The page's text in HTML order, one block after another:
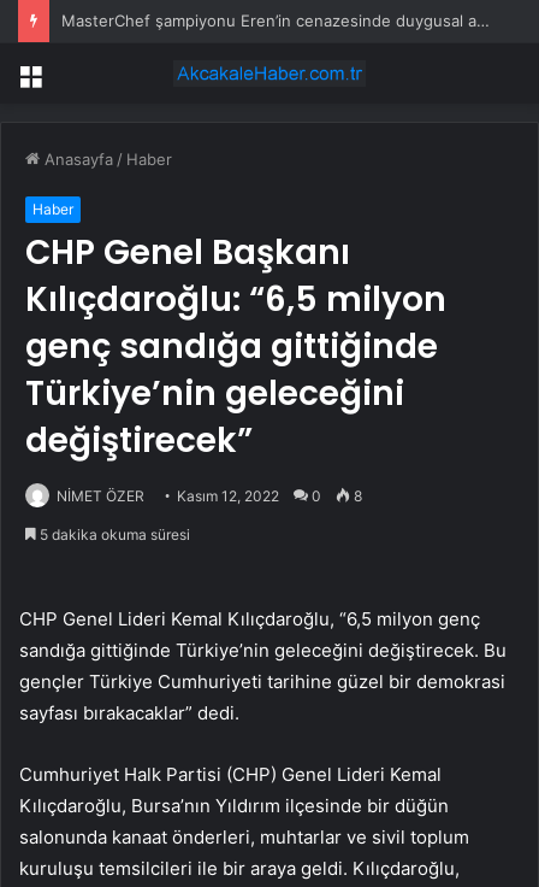
MasterChef şampiyonu Eren’in cenazesinde duygusal anlar: Annesi güçlükle ayakta durabildi
Menü
Anasayfa / Haber
Haber
CHP Genel Başkanı
Kılıçdaroğlu: “6,5 milyon
genç sandığa gittiğinde
Türkiye’nin geleceğini
değiştirecek”
NİMET ÖZER Kasım 12, 2022 0 8
5 dakika okuma süresi
CHP Genel Lideri Kemal Kılıçdaroğlu, “6,5 milyon genç
sandığa gittiğinde Türkiye’nin geleceğini değiştirecek. Bu
gençler Türkiye Cumhuriyeti tarihine güzel bir demokrasi
sayfası bırakacaklar” dedi.
Cumhuriyet Halk Partisi (CHP) Genel Lideri Kemal
Kılıçdaroğlu, Bursa’nın Yıldırım ilçesinde bir düğün
salonunda kanaat önderleri, muhtarlar ve sivil toplum
kuruluşu temsilcileri ile bir araya geldi. Kılıçdaroğlu,